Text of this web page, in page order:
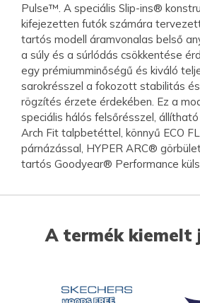
Pulse™. A speciális Slip-ins®
kifejezetten futók számára
tartós modell áramvonalas belső
a súly és a súrlódás csökkentése
egy prémiumminőségű és kiváló
sarokrésszel a fokozott stabilitás
rögzítés érzete érdekében. Ez a
speciális hálós felsőrésszel,
Arch Fit talpbetéttel, könnyű ECO
párnázással, HYPER ARC®
tartós Goodyear® Performance
A termék kiemelt